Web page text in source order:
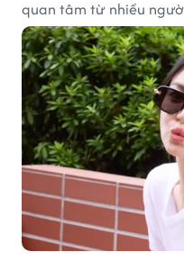
quan tâm từ nhiều